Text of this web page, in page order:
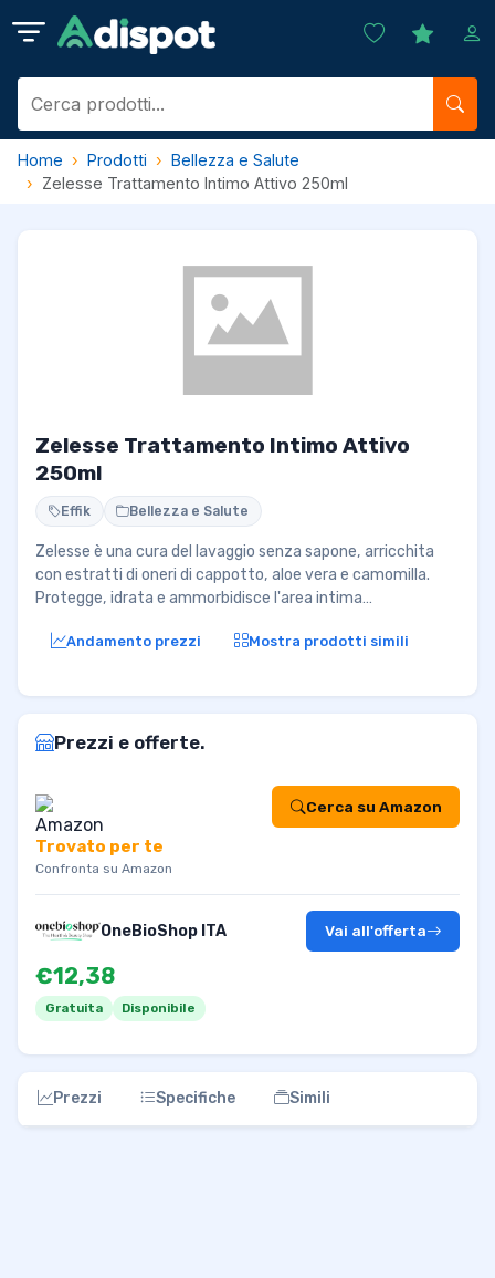
Home Prodotti
Bellezza e Salute
Zelesse Trattamento Intimo Attivo 250ml
Zelesse Trattamento Intimo Attivo
250ml
Effik Bellezza e Salute
Zelesse è una cura del lavaggio senza sapone, arricchita
con estratti di oneri di cappotto, aloe vera e camomilla.
Protegge, idrata e ammorbidisce l'area intima…
Andamento prezzi Mostra prodotti simili
Prezzi e offerte.
Trovato per te
Confronta su Amazon
Cerca su Amazon
OneBioShop ITA
€12,38
Gratuita Disponibile
Vai all'offerta
Prezzi Specifiche Simili